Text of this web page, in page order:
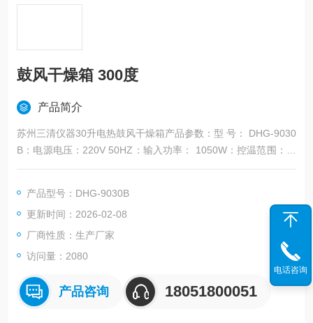
鼓风干燥箱 300度
产品简介
苏州三清仪器30升电热鼓风干燥箱产品参数：型 号： DHG-9030
B：电源电压：220V 50HZ：输入功率： 1050W：控温范围： R
T+10℃～300℃
产品型号：DHG-9030B
更新时间：2026-02-08
厂商性质：生产厂家
访问量：2080
产品咨询 18051800051
电话咨询